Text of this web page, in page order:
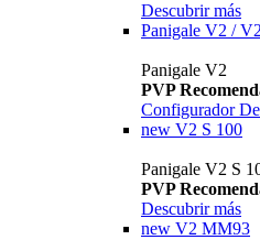
Descubrir más
Panigale V2 /
Panigale V2
PVP
Configurador
new V2 S 100
Panigale V2 S
PVP
Descubrir más
new V2 MM93